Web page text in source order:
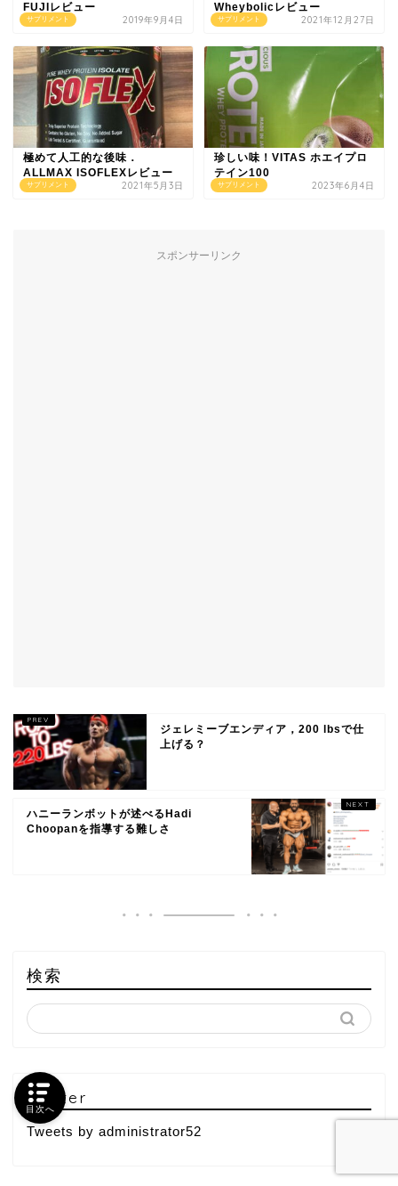
サプリメント
FUJIレビュー
2019年9月4日 サプリメント
Wheybolicレビュー
2021年12月27日
サプリメント
極めて人工的な後味．
ALLMAX ISOFLEXレビュー
2021年5月3日 サプリメント
珍しい味！VITAS ホエイプロ
テイン100
2023年6月4日
スポンサーリンク
ジェレミーブエンディア，200 lbsで仕
上げる？
ハニーランボットが述べるHadi
Choopanを指導する難しさ
検索
Twitter
Tweets by administrator52
目次へ